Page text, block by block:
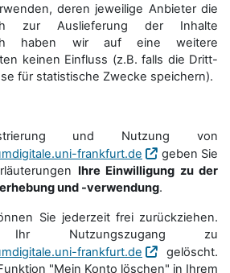
deren jeweilige Anbieter die
zur Auslieferung der Inhalte
haben wir auf eine weitere
keinen Einfluss (z.B. falls die Dritt-
für statistische Zwecke speichern).
und Nutzung von
frankfurt.de
geben Sie
Ihre Einwilligung zu der
und -verwendung.
Sie jederzeit frei zurückziehen.
Nutzungszugang zu
frankfurt.de
gelöscht.
"Mein Konto löschen" in Ihrem